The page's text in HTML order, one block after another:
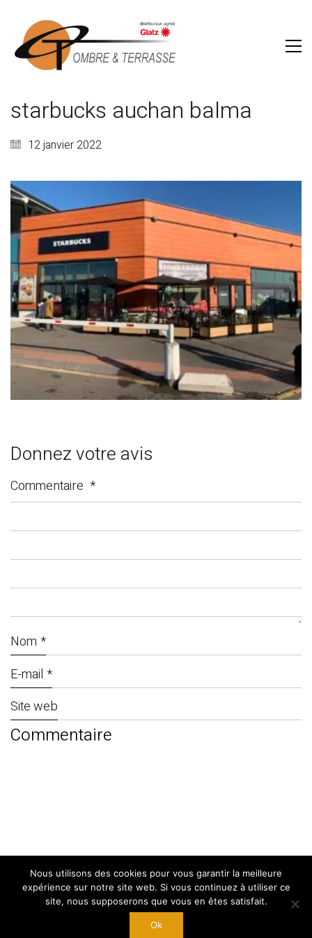
starbucks auchan balma
12 janvier 2022
Donnez votre avis
Commentaire *
Nom *
E-mail *
Site web
© Copyright 2024. ByWest Adgency|
Mentions Légales
Nous utilisons des cookies pour vous garantir la meilleure
expérience sur notre site web. Si vous continuez à utiliser ce
site, nous supposerons que vous en êtes satisfait.
Ok